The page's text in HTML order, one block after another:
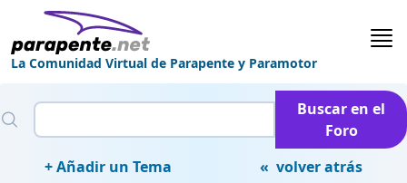
La Comunidad Virtual de Parapente y Paramotor
Buscar en el
Foro
+ Añadir un Tema
« volver atrás